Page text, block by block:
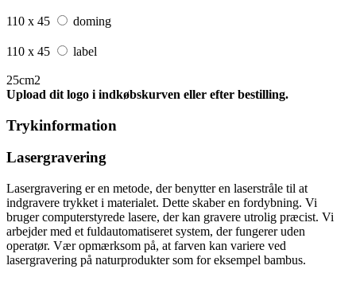
110 x 45 doming
110 x 45 label
25cm2
Upload dit logo i indkøbskurven eller efter bestilling.
Trykinformation
Lasergravering
Lasergravering er en metode, der benytter en laserstråle til at
indgravere trykket i materialet. Dette skaber en fordybning. Vi
bruger computerstyrede lasere, der kan gravere utrolig præcist. Vi
arbejder med et fuldautomatiseret system, der fungerer uden
operatør. Vær opmærksom på, at farven kan variere ved
lasergravering på naturprodukter som for eksempel bambus.